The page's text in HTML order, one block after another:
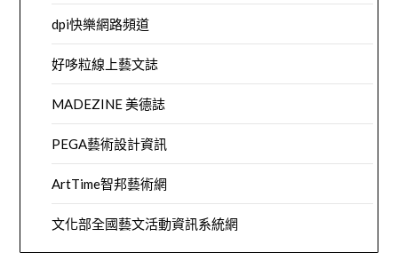
dpi快樂網路頻道
好哆粒線上藝文誌
MADEZINE 美德誌
PEGA藝術設計資訊
ArtTime智邦藝術網
文化部全國藝文活動資訊系統網